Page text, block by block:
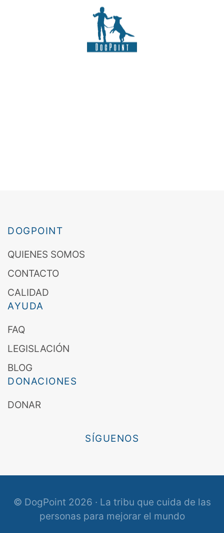
DOGPOINT
QUIENES SOMOS
CONTACTO
CALIDAD
AYUDA
FAQ
LEGISLACIÓN
BLOG
DONACIONES
DONAR
SÍGUENOS
© DogPoint 2026 · La tribu que cuida de las
personas para mejorar el mundo